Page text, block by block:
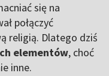
się na
połączyć
religią. Dlatego dziś
elementów, choć
inne.